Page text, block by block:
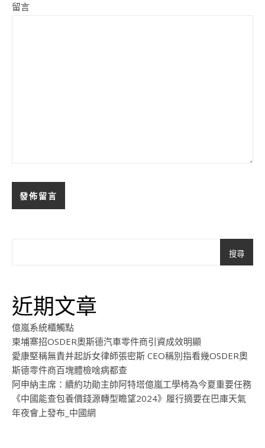
留言
搜尋
近期文章
億嵐系統櫃觸點
柬埔寨招OSDER奧斯德汽車零件商引資成效明顯
愛康堅稱無責并起訴女律師張密斯 CEO稱別指看幾OSDER奧
斯德零件商百塊體檢啥病都查
阿申納主席：續約功勛主帥阿特塔億嵐工學椅為今夏重要任務
《中國能查包養價錢源轉型瞻望2024》履行摘要在巴庫天氣
年夜會上發布_中國網